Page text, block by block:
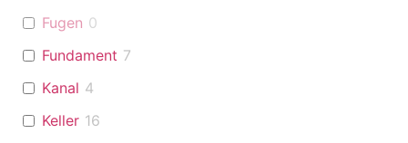
Fugen 0
Fundament 7
Kanal 4
Keller 16